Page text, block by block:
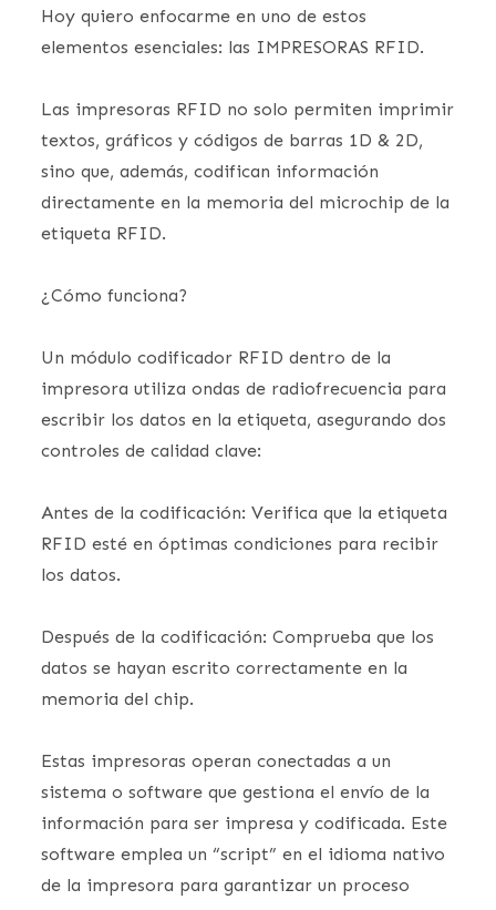
Hoy quiero enfocarme en uno de estos
elementos esenciales: las IMPRESORAS RFID.
Las impresoras RFID no solo permiten imprimir
textos, gráficos y códigos de barras 1D & 2D,
sino que, además, codifican información
directamente en la memoria del microchip de la
etiqueta RFID.
¿Cómo funciona?
Un módulo codificador RFID dentro de la
impresora utiliza ondas de radiofrecuencia para
escribir los datos en la etiqueta, asegurando dos
controles de calidad clave:
Antes de la codificación: Verifica que la etiqueta
RFID esté en óptimas condiciones para recibir
los datos.
Después de la codificación: Comprueba que los
datos se hayan escrito correctamente en la
memoria del chip.
Estas impresoras operan conectadas a un
sistema o software que gestiona el envío de la
información para ser impresa y codificada. Este
software emplea un “script” en el idioma nativo
de la impresora para garantizar un proceso